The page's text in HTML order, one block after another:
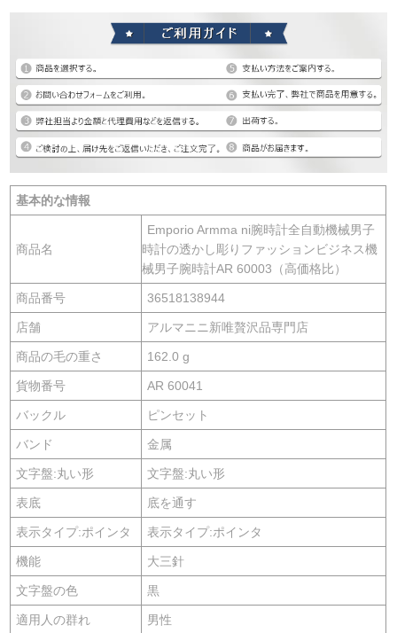
基本的な情報
商品名
Emporio Armma ni腕時計全自動機械男子
時計の透かし彫りファッションビジネス機
械男子腕時計AR 60003（高価格比）
商品番号 36518138944
店舗 アルマニニ新唯贅沢品専門店
商品の毛の重さ 162.0 g
貨物番号 AR 60041
バックル ピンセット
バンド 金属
文字盤:丸い形 文字盤:丸い形
表底 底を通す
表示タイプ:ポインタ 表示タイプ:ポインタ
機能 大三針
文字盤の色 黒
適用人の群れ 男性